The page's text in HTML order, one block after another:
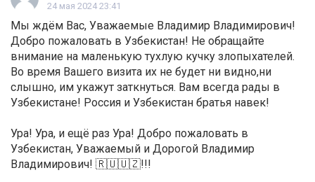
24 мая 2024 23:41
Мы ждём Вас, Уважаемые Владимир Владимирович!
Добро пожаловать в Узбекистан! Не обращайте
внимание на маленькую тухлую кучку злопыхателей.
Во время Вашего визита их не будет ни видно,ни
слышно, им укажут заткнуться. Вам всегда рады в
Узбекистане! Россия и Узбекистан братья навек!
Ура! Ура, и ещё раз Ура! Добро пожаловать в
Узбекистан, Уважаемый и Дорогой Владимир
Владимирович! 🇷🇺🇺🇿!!!